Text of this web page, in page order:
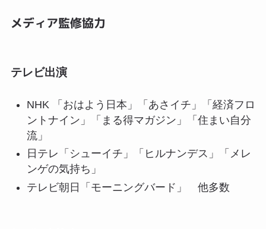
メディア監修協力
テレビ出演
NHK 「おはよう日本」「あさイチ」「経済フロ
ントナイン」「まる得マガジン」「住まい自分
流」
日テレ「シューイチ」「ヒルナンデス」「メレ
ンゲの気持ち」
テレビ朝日「モーニングバード」 他多数